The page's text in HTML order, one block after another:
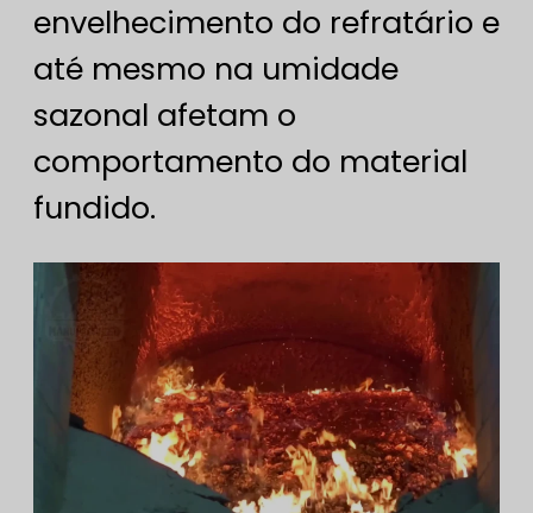
envelhecimento do refratário e
até mesmo na umidade
sazonal afetam o
comportamento do material
fundido.